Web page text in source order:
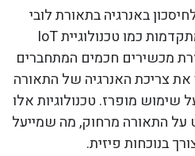
באנרגיה בתאורת לובי
הוא השימוש בטכנולוגיות מתקדמות כמו טכנולוגיית IoT
מכשירים חכמים המתחברים
את צריכת האנרגיה של התאורה
מופרז. טכנולוגיות אלו
התאורה מרחוק, מה שמייעל
בנוכחות פיזית.